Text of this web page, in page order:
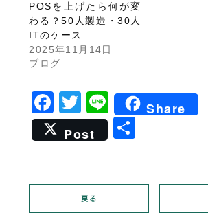
POSを上げたら何が変
わる？50人製造・30人
ITのケース
2025年11月14日
ブログ
Facebook
Twitter
LineShare
Post
戻る